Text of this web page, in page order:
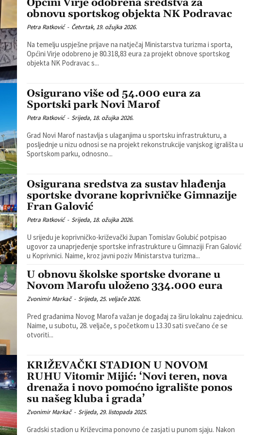
Općini Virje odobrena sredstva za
obnovu sportskog objekta NK Podravac
Petra Ratković - Četvrtak, 19. ožujka 2026.
Na temelju uspješne prijave na natječaj Ministarstva turizma i sporta,
Općini Virje odobreno je 80.318,83 eura za projekt obnove sportskog
objekta NK Podravac s...
Osigurano više od 54.000 eura za
Sportski park Novi Marof
Petra Ratković - Srijeda, 18. ožujka 2026.
Grad Novi Marof nastavlja s ulaganjima u sportsku infrastrukturu, a
posljednje u nizu odnosi se na projekt rekonstrukcije vanjskog igrališta u
Sportskom parku, odnosno...
Osigurana sredstva za sustav hlađenja
sportske dvorane koprivničke Gimnazije
Fran Galović
Petra Ratković - Srijeda, 18. ožujka 2026.
U srijedu je koprivničko-križevački župan Tomislav Golubić potpisao
ugovor za unaprjeđenje sportske infrastrukture u Gimnaziji Fran Galović
u Koprivnici. Naime, kroz javni poziv Ministarstva turizma...
U obnovu školske sportske dvorane u
Novom Marofu uloženo 334.000 eura
Zvonimir Markač - Srijeda, 25. veljače 2026.
Pred građanima Novog Marofa važan je događaj za širu lokalnu zajednicu.
Naime, u subotu, 28. veljače, s početkom u 13.30 sati svečano će se
otvoriti...
KRIŽEVAČKI STADION U NOVOM
RUHU Vitomir Mijić: ‘Novi teren, nova
drenaža i novo pomoćno igralište ponos
su našeg kluba i grada’
Zvonimir Markač - Srijeda, 29. listopada 2025.
Gradski stadion u Križevcima ponovno će zasjati u punom sjaju. Nakon